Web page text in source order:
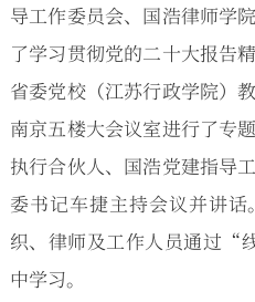
导工作委员会、国浩律师学
了学习贯彻党的二十大报告
省委党校（江苏行政学院）
南京五楼大会议室进行了专
执行合伙人、国浩党建指导
委书记车捷主持会议并讲
织、律师及工作人员通过“
中学习。